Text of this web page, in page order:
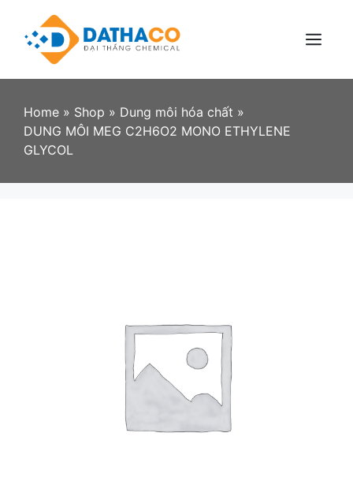
content
Menu
Home » Shop » Dung môi hóa chất »
DUNG MÔI MEG C2H6O2 MONO ETHYLENE
GLYCOL